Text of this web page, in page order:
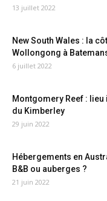
13 juillet 2022
New South Wales : la
Wollongong à
6 juillet 2022
Montgomery Reef :
du Kimberley
29 juin 2022
Hébergements en
B&B ou auberges ?
21 juin 2022